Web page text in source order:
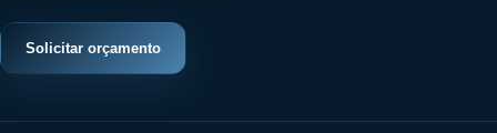
Solicitar orçamento